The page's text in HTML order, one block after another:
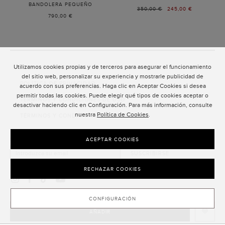
Utilizamos cookies propias y de terceros para asegurar el funcionamiento
del sitio web, personalizar su experiencia y mostrarle publicidad de
acuerdo con sus preferencias. Haga clic en Aceptar Cookies si desea
permitir todas las cookies. Puede elegir qué tipos de cookies aceptar o
desactivar haciendo clic en Configuración. Para más información, consulte
nuestra Política de Cookies.
CONFIGURACIÓN
RECHAZAR COOKIES
ACEPTAR COOKIES
BANDOLERA PEQUEÑO
790,00 €
PRECIO
350,00 €
PRECIO
245,00 €
ATENCIÓN AL CLIENTE
POLÍTICA DE PRIVACIDAD
TÉRMINOS Y CONDICIONES DE USO
TÉRMINOS Y CONDICIONES DE VENTA
SUSCRIPCIÓN AL NEWSLETTER